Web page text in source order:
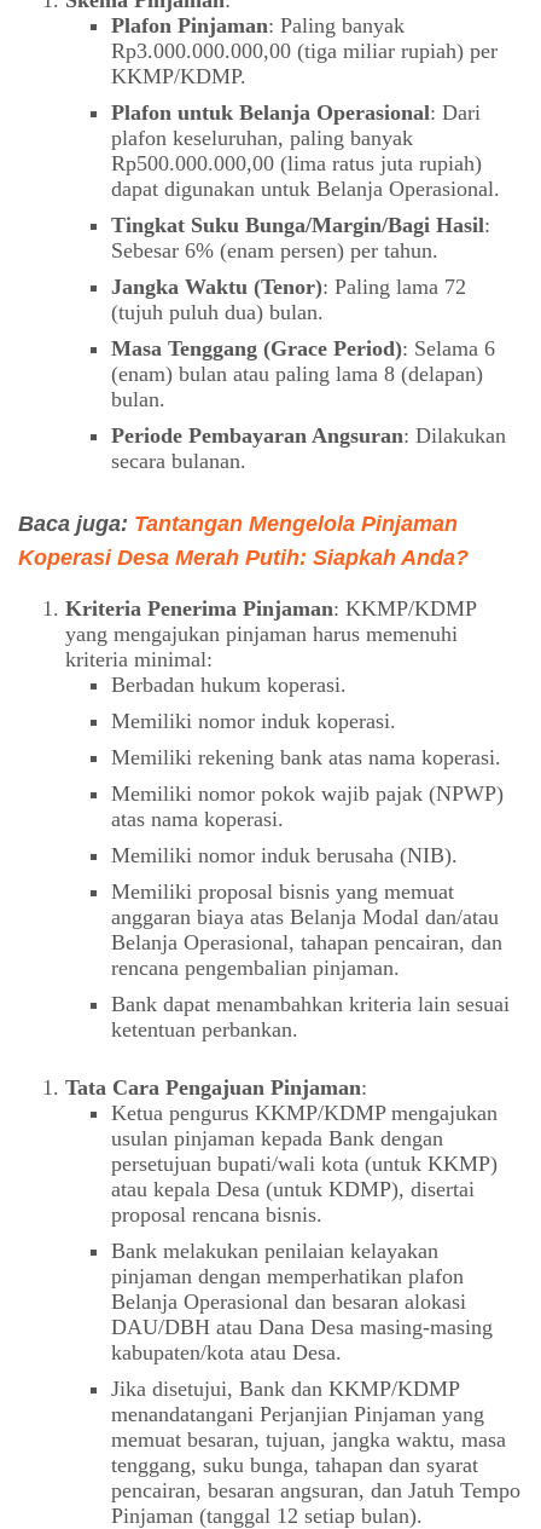
Plafon Pinjaman: Paling banyak
Rp3.000.000.000,00 (tiga miliar rupiah) per
KKMP/KDMP.
Plafon untuk Belanja Operasional: Dari
plafon keseluruhan, paling banyak
Rp500.000.000,00 (lima ratus juta rupiah)
dapat digunakan untuk Belanja Operasional.
Tingkat Suku Bunga/Margin/Bagi Hasil:
Sebesar 6% (enam persen) per tahun.
Jangka Waktu (Tenor): Paling lama 72
(tujuh puluh dua) bulan.
Masa Tenggang (Grace Period): Selama 6
(enam) bulan atau paling lama 8 (delapan)
bulan.
Periode Pembayaran Angsuran: Dilakukan
secara bulanan.
Baca juga: Tantangan Mengelola Pinjaman
Koperasi Desa Merah Putih: Siapkah Anda?
Kriteria Penerima Pinjaman: KKMP/KDMP
yang mengajukan pinjaman harus memenuhi
kriteria minimal:
Berbadan hukum koperasi.
Memiliki nomor induk koperasi.
Memiliki rekening bank atas nama koperasi.
Memiliki nomor pokok wajib pajak (NPWP)
atas nama koperasi.
Memiliki nomor induk berusaha (NIB).
Memiliki proposal bisnis yang memuat
anggaran biaya atas Belanja Modal dan/atau
Belanja Operasional, tahapan pencairan, dan
rencana pengembalian pinjaman.
Bank dapat menambahkan kriteria lain sesuai
ketentuan perbankan.
Tata Cara Pengajuan Pinjaman:
Ketua pengurus KKMP/KDMP mengajukan
usulan pinjaman kepada Bank dengan
persetujuan bupati/wali kota (untuk KKMP)
atau kepala Desa (untuk KDMP), disertai
proposal rencana bisnis.
Bank melakukan penilaian kelayakan
pinjaman dengan memperhatikan plafon
Belanja Operasional dan besaran alokasi
DAU/DBH atau Dana Desa masing-masing
kabupaten/kota atau Desa.
Jika disetujui, Bank dan KKMP/KDMP
menandatangani Perjanjian Pinjaman yang
memuat besaran, tujuan, jangka waktu, masa
tenggang, suku bunga, tahapan dan syarat
pencairan, besaran angsuran, dan Jatuh Tempo
Pinjaman (tanggal 12 setiap bulan).